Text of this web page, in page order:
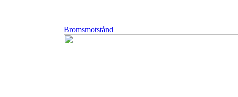
Bromsmotstånd